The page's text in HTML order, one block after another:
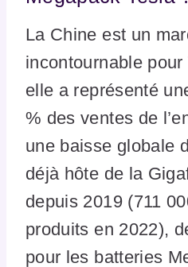
La Chine est un
incontournable
elle a représenté
% des ventes de
une baisse globale
déjà hôte de la
depuis 2019 (711
produits en 2022),
pour les batteries